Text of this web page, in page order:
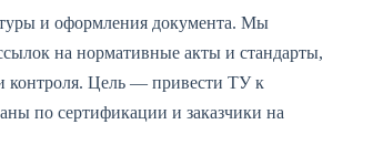
и оформления документа. Мы
на нормативные акты и стандарты,
контроля. Цель — привести ТУ к
по сертификации и заказчики на